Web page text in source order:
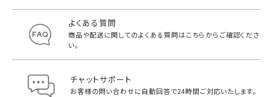
よくある質問
商品や配送に関してのよくある質問はこちらからご確認くださ
い。
チャットサポート
お客様の問い合わせに自動回答で24時間ご対応いたします。